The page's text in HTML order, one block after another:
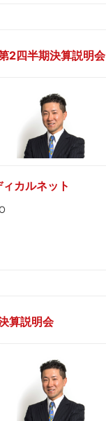
2四半期決算説明会
カルネット
算説明会